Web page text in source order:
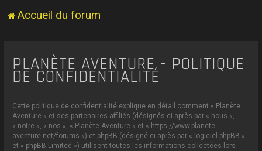
Accueil du forum
PLANÈTE AVENTURE - POLITIQUE
DE CONFIDENTIALITÉ
Cette politique de confidentialité explique en détail comment « Planète
Aventure » et ses partenaires affiliés (désignés ci-après par « nous »,
« notre », « nos », « Planète Aventure » et « https://www.planete-
aventure.net/forums ») et phpBB (désigné ci-après par « logiciel phpBB »
et « phpBB Limited ») utilisent toutes les informations collectées lors